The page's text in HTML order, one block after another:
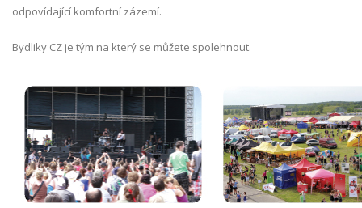
odpovídající komfortní zázemí.
Bydliky CZ je tým na který se můžete spolehnout.